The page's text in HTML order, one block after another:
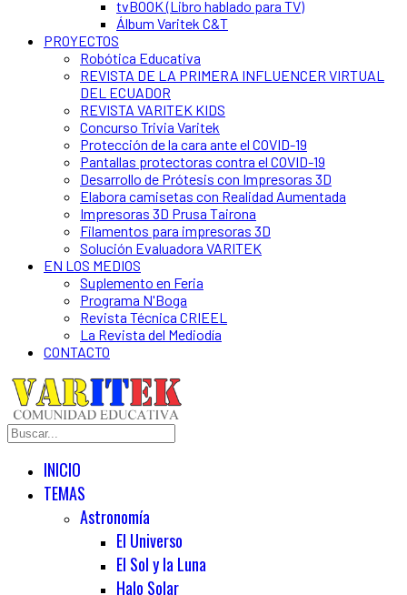
tvBOOK (Libro hablado para TV)
Álbum Varitek C&T
PROYECTOS
Robótica Educativa
REVISTA DE LA PRIMERA INFLUENCER VIRTUAL
DEL ECUADOR
REVISTA VARITEK KIDS
Concurso Trivia Varitek
Protección de la cara ante el COVID-19
Pantallas protectoras contra el COVID-19
Desarrollo de Prótesis con Impresoras 3D
Elabora camisetas con Realidad Aumentada
Impresoras 3D Prusa Tairona
Filamentos para impresoras 3D
Solución Evaluadora VARITEK
EN LOS MEDIOS
Suplemento en Feria
Programa N'Boga
Revista Técnica CRIEEL
La Revista del Mediodía
CONTACTO
INICIO
TEMAS
Astronomía
El Universo
El Sol y la Luna
Halo Solar